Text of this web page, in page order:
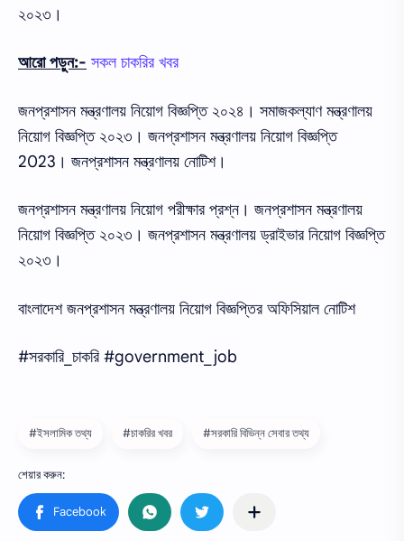
২০২৩।
আরো পড়ুন:- সকল চাকরির খবর
জনপ্রশাসন মন্ত্রণালয় নিয়োগ বিজ্ঞপ্তি ২০২৪। সমাজকল্যাণ মন্ত্রণালয়
নিয়োগ বিজ্ঞপ্তি ২০২৩। জনপ্রশাসন মন্ত্রণালয় নিয়োগ বিজ্ঞপ্তি
2023। জনপ্রশাসন মন্ত্রণালয় নোটিশ।
জনপ্রশাসন মন্ত্রণালয় নিয়োগ পরীক্ষার প্রশ্ন। জনপ্রশাসন মন্ত্রণালয়
নিয়োগ বিজ্ঞপ্তি ২০২৩। জনপ্রশাসন মন্ত্রণালয় ড্রাইভার নিয়োগ বিজ্ঞপ্তি
২০২৩।
বাংলাদেশ জনপ্রশাসন মন্ত্রণালয় নিয়োগ বিজ্ঞপ্তির অফিসিয়াল নোটিশ
#সরকারি_চাকরি #government_job
#ইসলামিক তথ্য #চাকরির খবর #সরকারি বিভিন্ন সেবার তথ্য